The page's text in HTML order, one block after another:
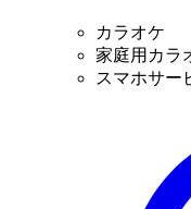
カラオケ
家庭用カラ
スマホサー